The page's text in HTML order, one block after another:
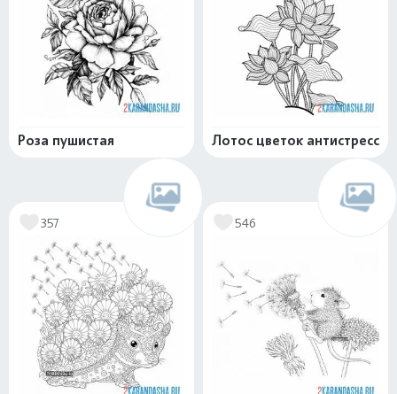
Роза пушистая Лотос цветок антистресс
357 546